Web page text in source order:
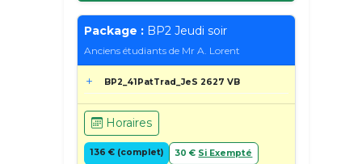
Package : BP2 Jeudi soir
Anciens étudiants de Mr A. Lorent
BP2_41PatTrad_JeS 2627 VB
Horaires
136 € (complet) 30 € Si Exempté